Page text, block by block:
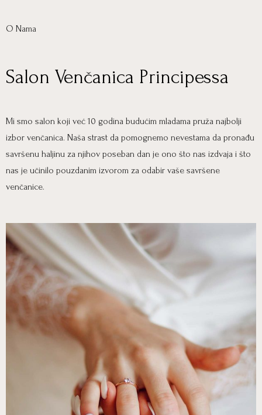
O Nama
Salon Venčanica Principessa
Mi smo salon koji već 10 godina budućim mladama pruža najbolji
izbor venčanica. Naša strast da pomognemo nevestama da pronađu
savršenu haljinu za njihov poseban dan je ono što nas izdvaja i što
nas je učinilo pouzdanim izvorom za odabir vaše savršene
venčanice.